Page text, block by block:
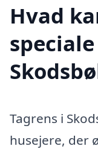
Hvad
Tagrens i
husejere, der